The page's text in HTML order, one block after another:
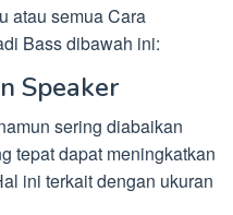
atau semua Cara
Bass dibawah ini:
Speaker
sering diabaikan
tepat dapat meningkatkan
ini terkait dengan ukuran